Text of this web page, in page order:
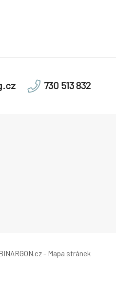
730 513 832
BINARGON.cz- Mapa stránek